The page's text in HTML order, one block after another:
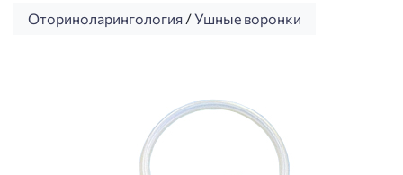
Оториноларингология /Ушные воронки